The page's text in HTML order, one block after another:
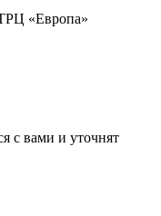
«Европа»
с вами и уточнят